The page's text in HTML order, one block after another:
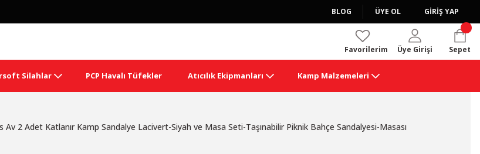
BLOG ÜYE OL GİRİŞ YAP
Favorilerim Üye Girişi Sepet
Silahlar PCP Havalı Tüfekler Atıcılık Ekipmanları Kamp Malzemeleri
Av 2 Adet Katlanır Kamp Sandalye Lacivert-Siyah ve Masa Seti-Taşınabilir Piknik Bahçe Sandalyesi-Masası